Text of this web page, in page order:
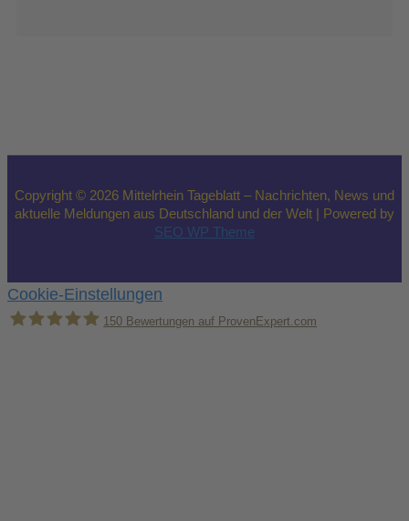
Copyright © 2026 Mittelrhein Tageblatt – Nachrichten, News und
aktuelle Meldungen aus Deutschland und der Welt | Powered by
SEO WP Theme
Cookie-Einstellungen
150 Bewertungen auf ProvenExpert.com